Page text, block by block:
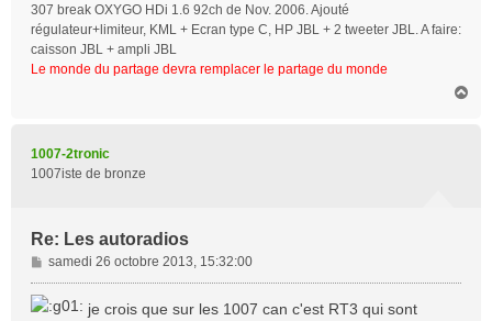
307 break OXYGO HDi 1.6 92ch de Nov. 2006. Ajouté
régulateur+limiteur, KML + Ecran type C, HP JBL + 2 tweeter JBL. A faire:
caisson JBL + ampli JBL
Le monde du partage devra remplacer le partage du monde
1007-2tronic
1007iste de bronze
Re: Les autoradios
M
e
s
samedi 26 octobre 2013, 15:32:00
je crois que sur les 1007 can c'est RT3 qui sont